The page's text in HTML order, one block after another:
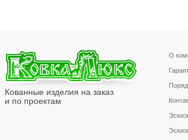
Кованные изделия на заказ
и по проектам
О